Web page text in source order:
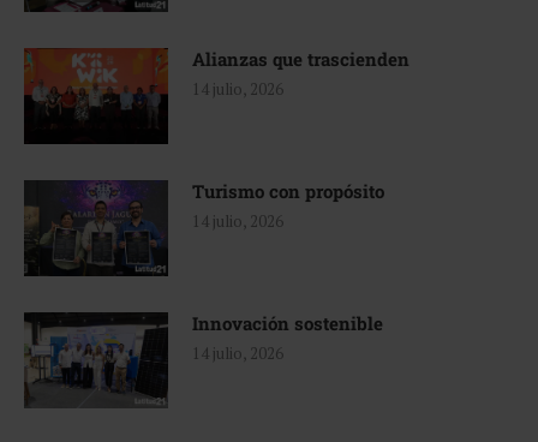
Alianzas que trascienden
14 julio, 2026
Turismo con propósito
14 julio, 2026
Innovación sostenible
14 julio, 2026